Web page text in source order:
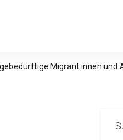
Migrant:innen und